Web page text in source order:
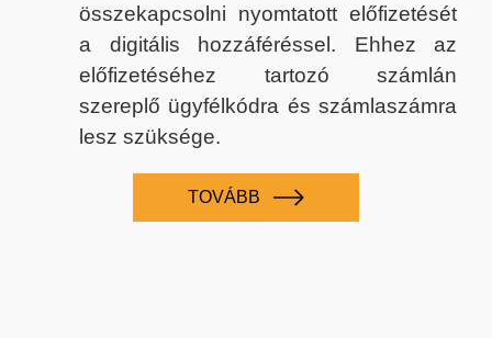
összekapcsolni nyomtatott előfizetését
a digitális hozzáféréssel. Ehhez az
előfizetéséhez tartozó számlán
szereplő ügyfélkódra és számlaszámra
lesz szüksége.
TOVÁBB